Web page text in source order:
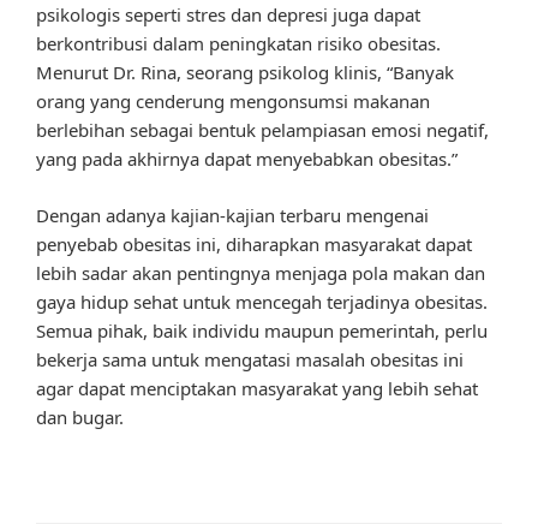
psikologis seperti stres dan depresi juga dapat
berkontribusi dalam peningkatan risiko obesitas.
Menurut Dr. Rina, seorang psikolog klinis, “Banyak
orang yang cenderung mengonsumsi makanan
berlebihan sebagai bentuk pelampiasan emosi negatif,
yang pada akhirnya dapat menyebabkan obesitas.”
Dengan adanya kajian-kajian terbaru mengenai
penyebab obesitas ini, diharapkan masyarakat dapat
lebih sadar akan pentingnya menjaga pola makan dan
gaya hidup sehat untuk mencegah terjadinya obesitas.
Semua pihak, baik individu maupun pemerintah, perlu
bekerja sama untuk mengatasi masalah obesitas ini
agar dapat menciptakan masyarakat yang lebih sehat
dan bugar.